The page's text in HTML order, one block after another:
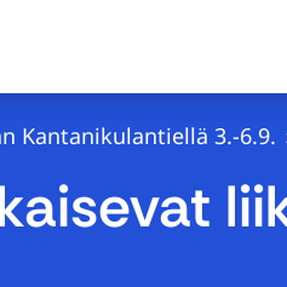
Kantanikulantiellä 3.-6.9.